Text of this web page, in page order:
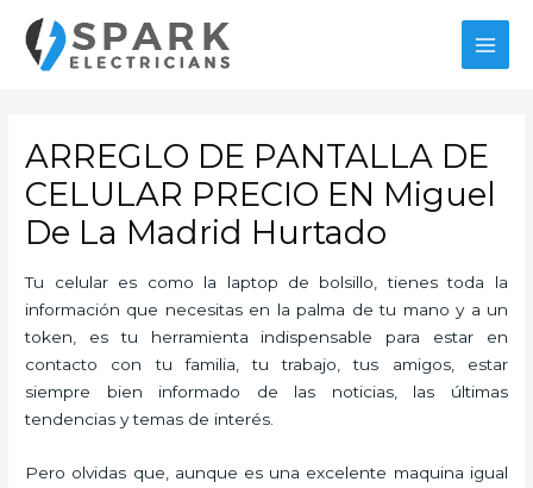
contenido
ARREGLO DE PANTALLA DE
CELULAR PRECIO EN Miguel
De La Madrid Hurtado
Tu celular es como la laptop de bolsillo, tienes toda la
información que necesitas en la palma de tu mano y a un
token, es tu herramienta indispensable para estar en
contacto con tu familia, tu trabajo, tus amigos, estar
siempre bien informado de las noticias, las últimas
tendencias y temas de interés.
Pero olvidas que, aunque es una excelente maquina igual